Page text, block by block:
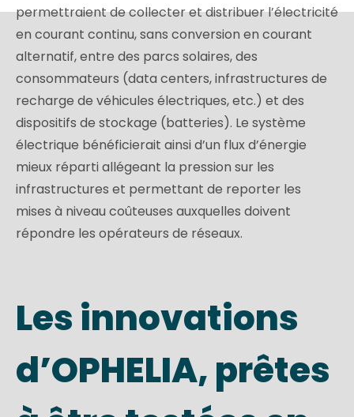
permettraient de collecter et distribuer l’électricité
en courant continu, sans conversion en courant
alternatif, entre des parcs solaires, des
consommateurs (data centers, infrastructures de
recharge de véhicules électriques, etc.) et des
dispositifs de stockage (batteries). Le système
électrique bénéficierait ainsi d’un flux d’énergie
mieux réparti allégeant la pression sur les
infrastructures et permettant de reporter les
mises à niveau coûteuses auxquelles doivent
répondre les opérateurs de réseaux.
Les innovations
d’OPHELIA, prêtes